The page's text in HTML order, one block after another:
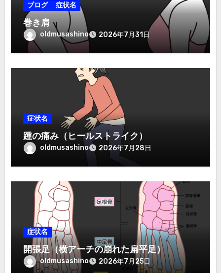
ブログ 症状名
巻き肩
oldmusashino 2026年7月31日
症状名
踵の痛み（ヒールストライク）
oldmusashino 2026年7月28日
症状名
開張足（横アーチの崩れた扁平足）
oldmusashino 2026年7月25日